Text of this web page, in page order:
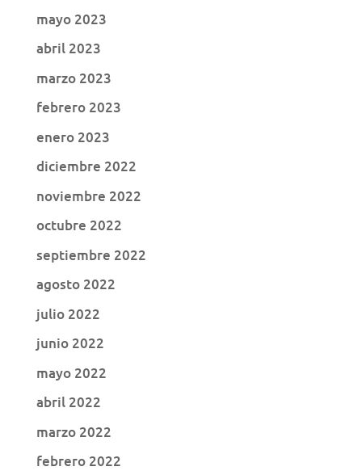
mayo 2023
abril 2023
marzo 2023
febrero 2023
enero 2023
diciembre 2022
noviembre 2022
octubre 2022
septiembre 2022
agosto 2022
julio 2022
junio 2022
mayo 2022
abril 2022
marzo 2022
febrero 2022